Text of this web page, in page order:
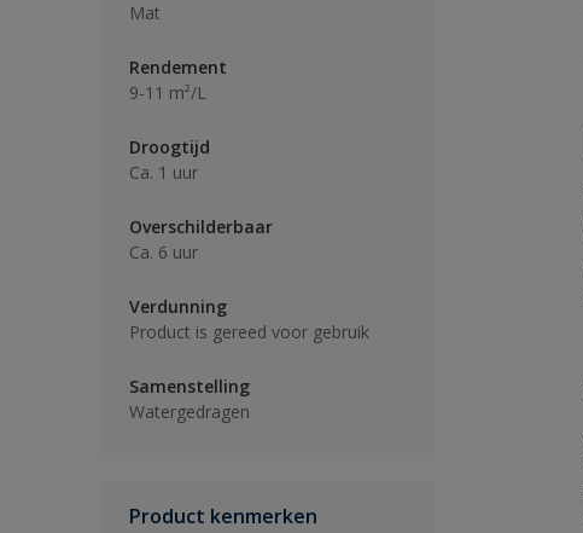
Mat
Rendement
9-11 m²/L
Droogtijd
Ca. 1 uur
Overschilderbaar
Ca. 6 uur
Verdunning
Product is gereed voor gebruik
Samenstelling
Watergedragen
Product kenmerken